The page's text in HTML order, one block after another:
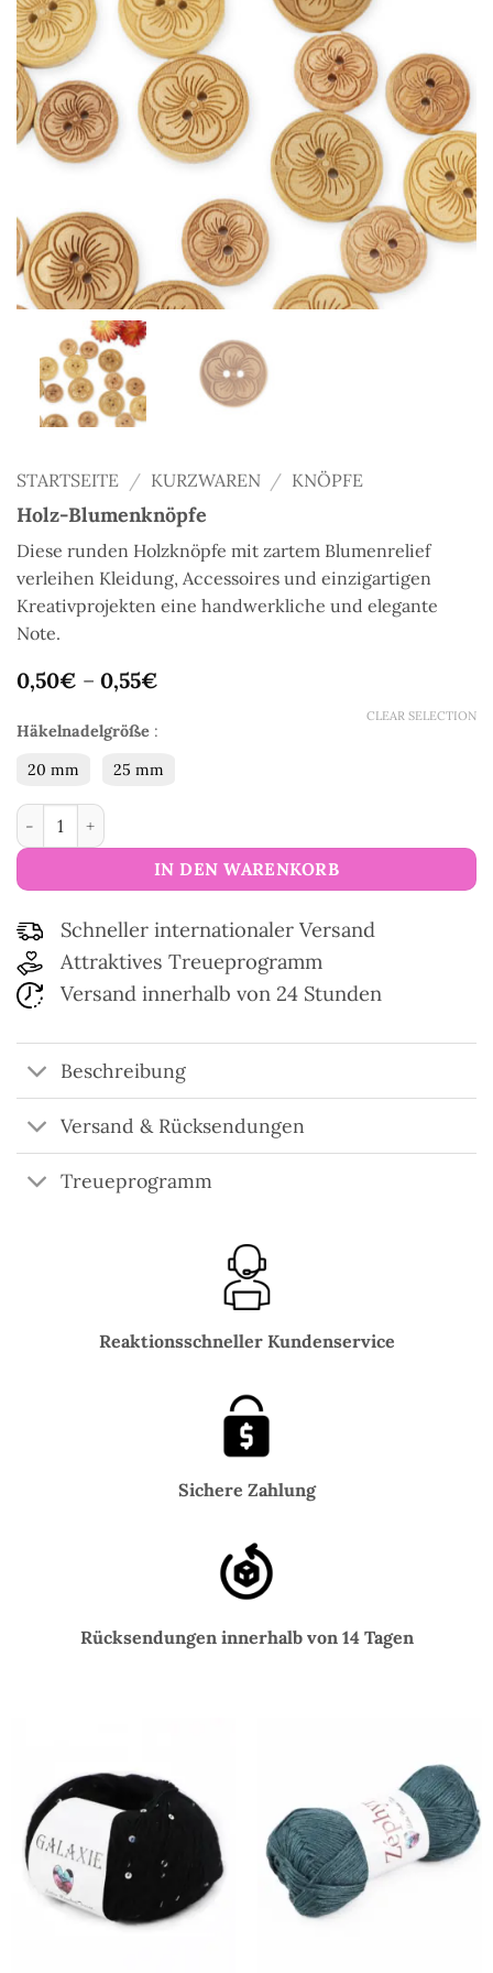
STARTSEITE / KURZWAREN / KNÖPFE
Holz-Blumenknöpfe
Diese runden Holzknöpfe mit zartem Blumenrelief
verleihen Kleidung, Accessoires und einzigartigen
Kreativprojekten eine handwerkliche und elegante
Note.
0,50€ – 0,55€
Häkelnadelgröße :
20 mm
25 mm
CLEAR SELECTION
Holz-Blumenknöpfe Menge
IN DEN WARENKORB
Schneller internationaler Versand
Attraktives Treueprogramm
Versand innerhalb von 24 Stunden
Beschreibung
Versand & Rücksendungen
Treueprogramm
Reaktionsschneller Kundenservice
Sichere Zahlung
Rücksendungen innerhalb von 14 Tagen